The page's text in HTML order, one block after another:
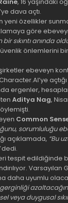
, 16 yaşındaki
dava açtı.
özellikler
göre
sıkıntı anında
önlemlerini
ebeveyn
ergenler,
Aditya Nag,
Common
sorumluluğu
açıklamada, “Bu
dedi.
tespit edildiğinde
Varsayılan
daha uyumlu
veya duygusal